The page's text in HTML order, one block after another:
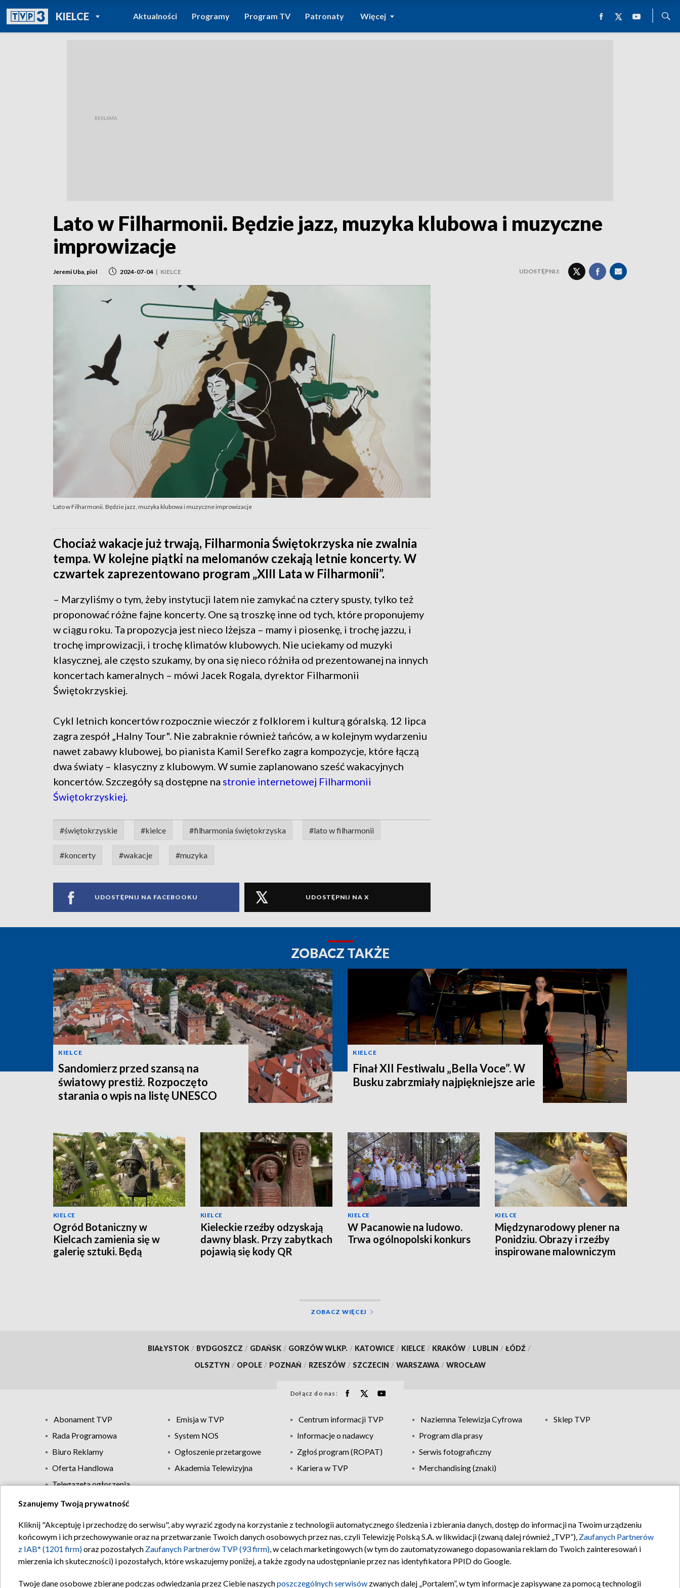
KIELCEPOWRÓT DO
TVP REGIONY
Aktualności Programy Program TV Patronaty Więcej
Lato w Filharmonii. Będzie jazz, muzyka klubowa i muzyczne
improwizacje
Jeremi Uba, piol 2024-07-04 | KIELCE UDOSTĘPNIJ:
Lato w Filharmonii. Będzie jazz, muzyka klubowa i muzyczne improwizacje
Chociaż wakacje już trwają, Filharmonia Świętokrzyska nie zwalnia
tempa. W kolejne piątki na melomanów czekają letnie koncerty. W
czwartek zaprezentowano program „XIII Lata w Filharmonii”.
– Marzyliśmy o tym, żeby instytucji latem nie zamykać na cztery spusty, tylko też
proponować różne fajne koncerty. One są troszkę inne od tych, które proponujemy
w ciągu roku. Ta propozycja jest nieco lżejsza – mamy i piosenkę, i trochę jazzu, i
trochę improwizacji, i trochę klimatów klubowych. Nie uciekamy od muzyki
klasycznej, ale często szukamy, by ona się nieco różniła od prezentowanej na innych
koncertach kameralnych – mówi Jacek Rogala, dyrektor Filharmonii
Świętokrzyskiej.
Cykl letnich koncertów rozpocznie wieczór z folklorem i kulturą góralską. 12 lipca
zagra zespół „Halny Tour". Nie zabraknie również tańców, a w kolejnym wydarzeniu
nawet zabawy klubowej, bo pianista Kamil Serefko zagra kompozycje, które łączą
dwa światy – klasyczny z klubowym. W sumie zaplanowano sześć wakacyjnych
koncertów. Szczegóły są dostępne na stronie internetowej Filharmonii
Świętokrzyskiej
#świętokrzyskie #kielce #filharmonia świętokrzyska #lato w filharmonii
#koncerty #wakacje #muzyka
UDOSTĘPNIJ NA FACEBOOKU UDOSTĘPNIJ NA X
ZOBACZ TAKŻE
KIELCE
Sandomierz przed szansą na
światowy prestiż. Rozpoczęto
starania o wpis na listę UNESCO
KIELCE
Finał XII Festiwalu „Bella Voce”. W
Busku zabrzmiały najpiękniejsze arie
KIELCE
Ogród Botaniczny w
Kielcach zamienia się w
galerię sztuki. Będą
KIELCE
Kieleckie rzeźby odzyskają
dawny blask. Przy zabytkach
pojawią się kody QR
KIELCE
W Pacanowie na ludowo.
Trwa ogólnopolski konkurs
KIELCE
Międzynarodowy plener na
Ponidziu. Obrazy i rzeźby
inspirowane malowniczym
ZOBACZ WIĘCEJ
BIAŁYSTOK / BYDGOSZCZ / GDAŃSK / GORZÓW WLKP. / KATOWICE / KIELCE / KRAKÓW / LUBLIN / ŁÓDŹ /
OLSZTYN / OPOLE / POZNAŃ / RZESZÓW / SZCZECIN / WARSZAWA / WROCŁAW
Dołącz do nas:
Abonament TVP Emisja w TVP Centrum informacji TVP Naziemna Telewizja Cyfrowa
Sklep TVP
Rada Programowa
System NOS Informacje o nadawcy
Program dla prasy
Biuro Reklamy
Ogłoszenie przetargowe Zgłoś program (ROPAT)
Serwis fotograficzny
Oferta Handlowa
Akademia Telewizyjna Kariera w TVP
Merchandising (znaki)
Telegazeta ogłoszenia
Regulamin TVP Polityka prywatności Moje zgody Pomoc Biuro reklamy Kontakt
Szanujemy Twoją prywatność
Kliknij "Akceptuję i przechodzę do serwisu", aby wyrazić zgody na korzystanie z technologii automatycznego śledzenia i zbierania danych, dostęp do informacji na Twoim urządzeniu
końcowym i ich przechowywanie oraz na przetwarzanie Twoich danych osobowych przez nas, czyli Telewizję Polską S.A. w likwidacji (zwaną dalej również „TVP”), Zaufanych Partnerów
z IAB* (1201 firm)oraz pozostałych Zaufanych Partnerów TVP (93 firm), w celach marketingowych (w tym do zautomatyzowanego dopasowania reklam do Twoich zainteresowań i
mierzenia ich skuteczności) i pozostałych, które wskazujemy poniżej, a także zgody na udostępnianie przez nas identyfikatora PPID do Google.
Twoje dane osobowe zbierane podczas odwiedzania przez Ciebie naszychposzczególnych serwisów zwanych dalej „Portalem”, w tym informacje zapisywane za pomocą technologii